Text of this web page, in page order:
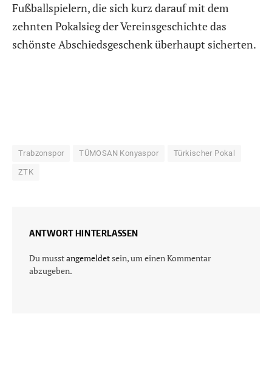
Fußballspielern, die sich kurz darauf mit dem
zehnten Pokalsieg der Vereinsgeschichte das
schönste Abschiedsgeschenk überhaupt sicherten.
Trabzonspor TÜMOSAN Konyaspor Türkischer Pokal
ZTK
ANTWORT HINTERLASSEN
Du musstangemeldetsein, um einen Kommentar
abzugeben.